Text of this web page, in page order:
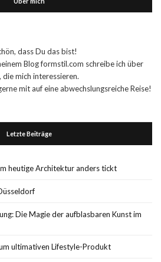
dass Du das bist!
Blog formstil.com schreibe ich über
die mich interessieren.
mit auf eine abwechslungsreiche Reise!
Letzte Beiträge
heutige Architektur anders tickt
Die Magie der aufblasbaren Kunst im
ultimativen Lifestyle-Produkt